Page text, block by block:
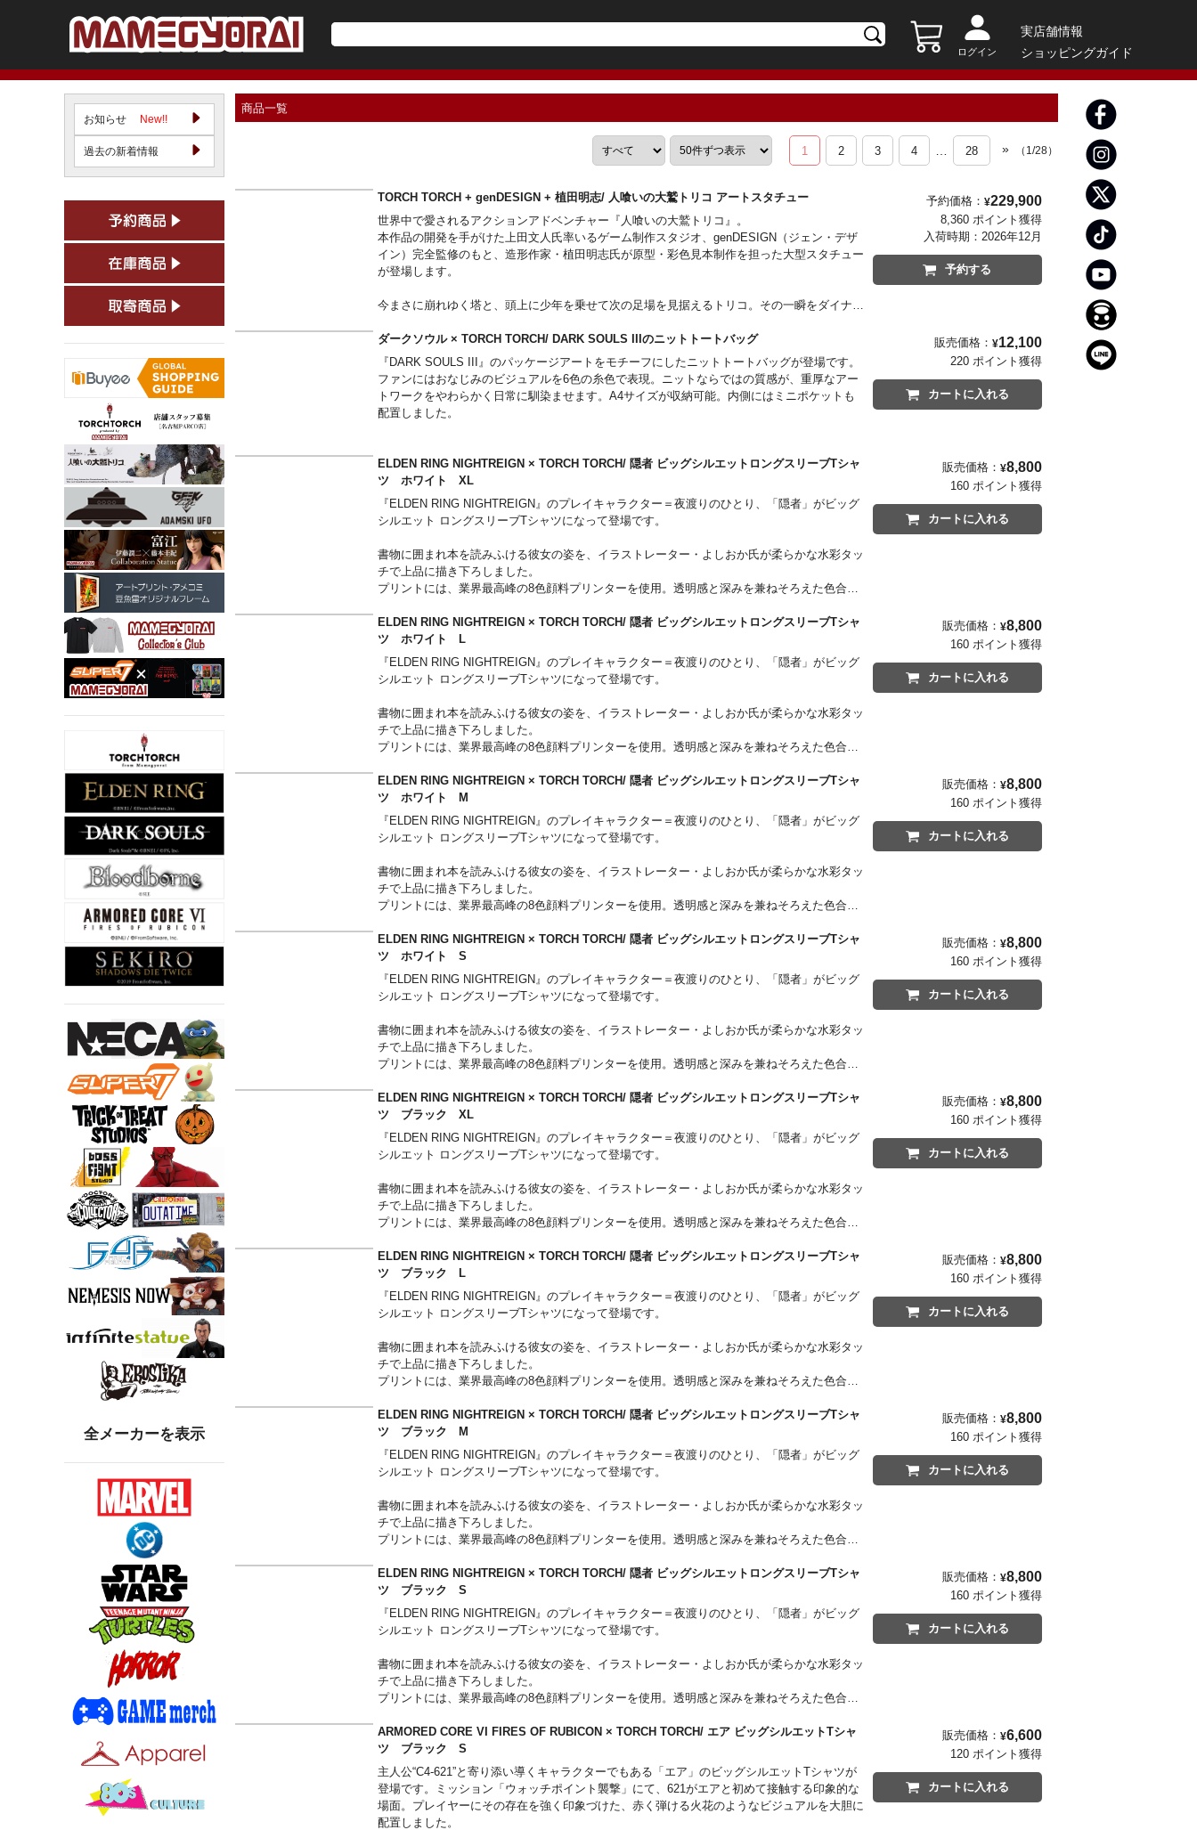
ログイン
実店舗情報
ショッピングガイド
お知らせ New!!
過去の新着情報
全メーカーを表示
商品一覧
1 2 3 4 28 » （ 1/28）
TORCH TORCH + genDESIGN + 植田明志/ 人喰いの大鷲トリコ アートスタチュー
世界中で愛されるアクションアドベンチャー『人喰いの大鷲トリコ』。
本作品の開発を手がけた上田文人氏率いるゲーム制作スタジオ、genDESIGN（ジェン・デザ
イン）完全監修のもと、造形作家・植田明志氏が原型・彩色見本制作を担った大型スタチュー
が登場します。
今まさに崩れゆく塔と、頭上に少年を乗せて次の足場を見据えるトリコ。その一瞬をダイナミ
巨獣の神秘性、荒々しい躍動感、そして愛らしさなど、トリコの持つ複雑な個性を余すところ
なく立体化。装束に空気をはらませて必死に羽毛を掴む少年の姿からは、彼の感じる風圧まで
もが伝わってきます。
着地の衝撃を受けて崩壊する塔の表現も見どころ。粘土や瓦礫片を用いた造形により、がらが
らと音が聞こえてきそうなほどの臨場感を生み出しています。
台座の下にも空間が広がることを感じさせるように、下方向へ白く浅い色使いにグラデーショ
ンさせることで空気遠近法を表現。頭上に太陽があるかのように全体の明暗を緻密に設計した
配色は、植田明志氏の真骨頂です。
TORCH TORCHが企画・プロデュースする本作品は、『人喰いの大鷲トリコ』の立体物とし
アートピースを、ぜひじっくりとご堪能ください。
予約価格： ¥229,900
8,360 ポイント獲得
入荷時期： 2026年12月
予約する
ダークソウル × TORCH TORCH/ DARK SOULS IIIのニットトートバッグ
『DARK SOULS III』のパッケージアートをモチーフにしたニットトートバッグが登場です。
ファンにはおなじみのビジュアルを6色の糸色で表現。ニットならではの質感が、重厚なアー
トワークをやわらかく日常に馴染ませます。A4サイズが収納可能。内側にはミニポケットも
配置しました。
販売価格： ¥12,100
220 ポイント獲得
カートに入れる
ELDEN RING NIGHTREIGN × TORCH TORCH/ 隠者 ビッグシルエットロングスリーブTシャ
ツ ホワイト XL
『ELDEN RING NIGHTREIGN』のプレイキャラクター＝夜渡りのひとり、「隠者」がビッグ
シルエット ロングスリーブTシャツになって登場です。
書物に囲まれ本を読みふける彼女の姿を、イラストレーター・よしおか氏が柔らかな水彩タッ
チで上品に描き下ろしました。
プリントには、業界最高峰の8色顔料プリンターを使用。透明感と深みを兼ねそろえた色合い
裾には、『ELDEN RING NIGHTREIGN』を象徴するシンボルを昇華転写で美しく表現したネ
ームタグを配置しました。このアイテムだけに付いている内側のケアラベルも注目ポイントで
す。
販売価格： ¥8,800
160 ポイント獲得
カートに入れる
ELDEN RING NIGHTREIGN × TORCH TORCH/ 隠者 ビッグシルエットロングスリーブTシャ
ツ ホワイト L
『ELDEN RING NIGHTREIGN』のプレイキャラクター＝夜渡りのひとり、「隠者」がビッグ
シルエット ロングスリーブTシャツになって登場です。
書物に囲まれ本を読みふける彼女の姿を、イラストレーター・よしおか氏が柔らかな水彩タッ
チで上品に描き下ろしました。
プリントには、業界最高峰の8色顔料プリンターを使用。透明感と深みを兼ねそろえた色合い
裾には、『ELDEN RING NIGHTREIGN』を象徴するシンボルを昇華転写で美しく表現したネ
ームタグを配置しました。このアイテムだけに付いている内側のケアラベルも注目ポイントで
す。
販売価格： ¥8,800
160 ポイント獲得
カートに入れる
ELDEN RING NIGHTREIGN × TORCH TORCH/ 隠者 ビッグシルエットロングスリーブTシャ
ツ ホワイト M
『ELDEN RING NIGHTREIGN』のプレイキャラクター＝夜渡りのひとり、「隠者」がビッグ
シルエット ロングスリーブTシャツになって登場です。
書物に囲まれ本を読みふける彼女の姿を、イラストレーター・よしおか氏が柔らかな水彩タッ
チで上品に描き下ろしました。
プリントには、業界最高峰の8色顔料プリンターを使用。透明感と深みを兼ねそろえた色合い
裾には、『ELDEN RING NIGHTREIGN』を象徴するシンボルを昇華転写で美しく表現したネ
ームタグを配置しました。このアイテムだけに付いている内側のケアラベルも注目ポイントで
す。
販売価格： ¥8,800
160 ポイント獲得
カートに入れる
ELDEN RING NIGHTREIGN × TORCH TORCH/ 隠者 ビッグシルエットロングスリーブTシャ
ツ ホワイト S
『ELDEN RING NIGHTREIGN』のプレイキャラクター＝夜渡りのひとり、「隠者」がビッグ
シルエット ロングスリーブTシャツになって登場です。
書物に囲まれ本を読みふける彼女の姿を、イラストレーター・よしおか氏が柔らかな水彩タッ
チで上品に描き下ろしました。
プリントには、業界最高峰の8色顔料プリンターを使用。透明感と深みを兼ねそろえた色合い
裾には、『ELDEN RING NIGHTREIGN』を象徴するシンボルを昇華転写で美しく表現したネ
ームタグを配置しました。このアイテムだけに付いている内側のケアラベルも注目ポイントで
す。
販売価格： ¥8,800
160 ポイント獲得
カートに入れる
ELDEN RING NIGHTREIGN × TORCH TORCH/ 隠者 ビッグシルエットロングスリーブTシャ
ツ ブラック XL
『ELDEN RING NIGHTREIGN』のプレイキャラクター＝夜渡りのひとり、「隠者」がビッグ
シルエット ロングスリーブTシャツになって登場です。
書物に囲まれ本を読みふける彼女の姿を、イラストレーター・よしおか氏が柔らかな水彩タッ
チで上品に描き下ろしました。
プリントには、業界最高峰の8色顔料プリンターを使用。透明感と深みを兼ねそろえた色合い
裾には、『ELDEN RING NIGHTREIGN』を象徴するシンボルを昇華転写で美しく表現したネ
ームタグを配置しました。このアイテムだけに付いている内側のケアラベルも注目ポイントで
す。
販売価格： ¥8,800
160 ポイント獲得
カートに入れる
ELDEN RING NIGHTREIGN × TORCH TORCH/ 隠者 ビッグシルエットロングスリーブTシャ
ツ ブラック L
『ELDEN RING NIGHTREIGN』のプレイキャラクター＝夜渡りのひとり、「隠者」がビッグ
シルエット ロングスリーブTシャツになって登場です。
書物に囲まれ本を読みふける彼女の姿を、イラストレーター・よしおか氏が柔らかな水彩タッ
チで上品に描き下ろしました。
プリントには、業界最高峰の8色顔料プリンターを使用。透明感と深みを兼ねそろえた色合い
裾には、『ELDEN RING NIGHTREIGN』を象徴するシンボルを昇華転写で美しく表現したネ
ームタグを配置しました。このアイテムだけに付いている内側のケアラベルも注目ポイントで
す。
販売価格： ¥8,800
160 ポイント獲得
カートに入れる
ELDEN RING NIGHTREIGN × TORCH TORCH/ 隠者 ビッグシルエットロングスリーブTシャ
ツ ブラック M
『ELDEN RING NIGHTREIGN』のプレイキャラクター＝夜渡りのひとり、「隠者」がビッグ
シルエット ロングスリーブTシャツになって登場です。
書物に囲まれ本を読みふける彼女の姿を、イラストレーター・よしおか氏が柔らかな水彩タッ
チで上品に描き下ろしました。
プリントには、業界最高峰の8色顔料プリンターを使用。透明感と深みを兼ねそろえた色合い
裾には、『ELDEN RING NIGHTREIGN』を象徴するシンボルを昇華転写で美しく表現したネ
ームタグを配置しました。このアイテムだけに付いている内側のケアラベルも注目ポイントで
す。
販売価格： ¥8,800
160 ポイント獲得
カートに入れる
ELDEN RING NIGHTREIGN × TORCH TORCH/ 隠者 ビッグシルエットロングスリーブTシャ
ツ ブラック S
『ELDEN RING NIGHTREIGN』のプレイキャラクター＝夜渡りのひとり、「隠者」がビッグ
シルエット ロングスリーブTシャツになって登場です。
書物に囲まれ本を読みふける彼女の姿を、イラストレーター・よしおか氏が柔らかな水彩タッ
チで上品に描き下ろしました。
プリントには、業界最高峰の8色顔料プリンターを使用。透明感と深みを兼ねそろえた色合い
裾には、『ELDEN RING NIGHTREIGN』を象徴するシンボルを昇華転写で美しく表現したネ
ームタグを配置しました。このアイテムだけに付いている内側のケアラベルも注目ポイントで
す。
販売価格： ¥8,800
160 ポイント獲得
カートに入れる
ARMORED CORE VI FIRES OF RUBICON × TORCH TORCH/ エア ビッグシルエットTシャ
ツ ブラック S
主人公“C4-621”と寄り添い導くキャラクターでもある「エア」のビッグシルエットTシャツが
登場です。ミッション「ウォッチポイント襲撃」にて、621がエアと初めて接触する印象的な
場面。プレイヤーにその存在を強く印象づけた、赤く弾ける火花のようなビジュアルを大胆に
配置しました。
販売価格： ¥6,600
120 ポイント獲得
カートに入れる